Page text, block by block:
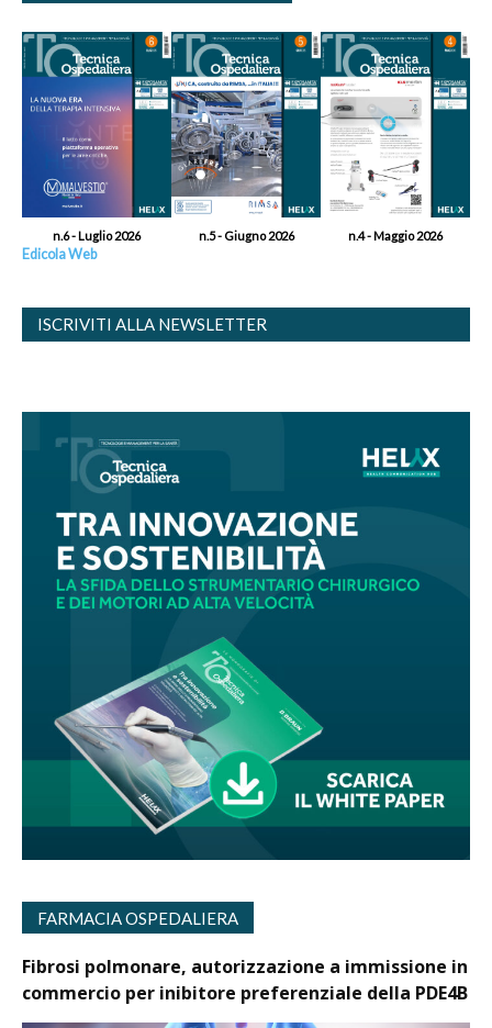
n.6 - Luglio 2026 n.5 - Giugno 2026 n.4 - Maggio 2026
Edicola Web
ISCRIVITI ALLA NEWSLETTER
FARMACIA OSPEDALIERA
Fibrosi polmonare, autorizzazione a immissione in
commercio per inibitore preferenziale della PDE4B